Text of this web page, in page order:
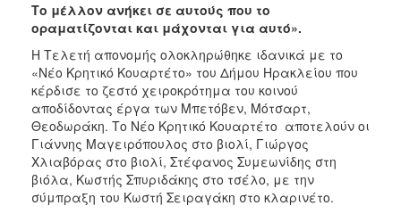
Το μέλλον ανήκει σε αυτούς που το
οραματίζονται και μάχονται για αυτό».
Η Τελετή απονομής ολοκληρώθηκε ιδανικά με το
«Νέο Κρητικό Κουαρτέτο» του Δήμου Ηρακλείου που
κέρδισε το ζεστό χειροκρότημα του κοινού
αποδίδοντας έργα των Μπετόβεν, Μότσαρτ,
Θεοδωράκη. Το Νέο Κρητικό Κουαρτέτο αποτελούν οι
Γιάννης Μαγειρόπουλος στο βιολί, Γιώργος
Χλιαβόρας στο βιολί, Στέφανος Συμεωνίδης στη
βιόλα, Κωστής Σπυριδάκης στο τσέλο, με την
σύμπραξη του Κωστή Σειραγάκη στο κλαρινέτο.